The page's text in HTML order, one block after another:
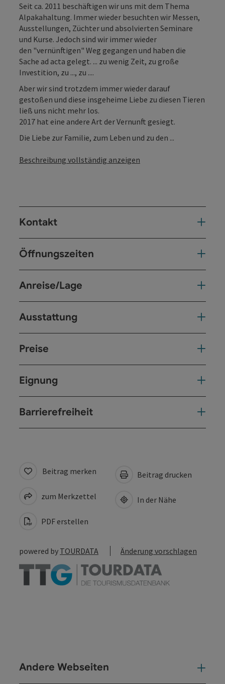
Seit ca. 2011 beschäftigen wir uns mit dem Thema
Alpakahaltung. Immer wieder besuchten wir Messen,
Ausstellungen, Züchter und absolvierten Seminare
und Kurse. Jedoch sind wir immer wieder
den "vernünftigen" Weg gegangen und haben die
Sache ad acta gelegt. ... zu wenig Zeit, zu große
Investition, zu ..., zu ....
Aber wir sind trotzdem immer wieder darauf
gestoßen und diese insgeheime Liebe zu diesen Tieren
ließ uns nicht mehr los.
2017 hat eine andere Art der Vernunft gesiegt.
Die Liebe zur Familie, zum Leben und zu den ...
Beschreibung vollständig anzeigen
Kontakt
Öffnungszeiten
Anreise/Lage
Ausstattung
Preise
Eignung
Barrierefreiheit
Beitrag merken
zum Merkzettel
PDF erstellen
Beitrag drucken
In der Nähe
powered by TOURDATA Änderung vorschlagen
Andere Webseiten